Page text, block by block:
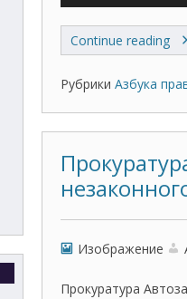
Continue reading
Рубрики Азбука
Изображение
Прокуратура